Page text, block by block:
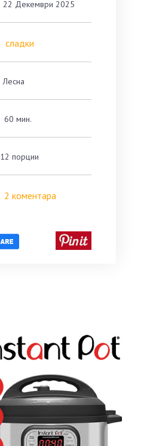
22 Декември 2025
сладки
Лесна
60 мин.
12 порции
2 коментара